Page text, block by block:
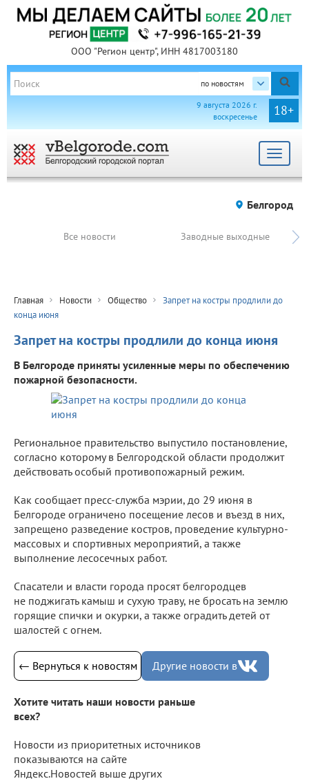
ООО "Регион центр", ИНН 4817003180
по новостям
18+
9 августа 2026 г.
воскресенье
Toggle
Белгород
Все новости Заводные выходные
Главная Новости Общество
Запрет на костры продлили до
конца июня
Запрет на костры продлили до конца июня
В Белгороде приняты усиленные меры по обеспечению
пожарной безопасности.
Региональное правительство выпустило постановление,
согласно которому в Белгородской области продолжит
действовать особый противопожарный режим.
Как сообщает пресс-служба мэрии, до 29 июня в
Белгороде ограничено посещение лесов и въезд в них,
запрещено разведение костров, проведение культурно-
массовых и спортивных мероприятий, а также
выполнение лесосечных работ.
Спасатели и власти города просят белгородцев
не поджигать камыш и сухую траву, не бросать на землю
горящие спички и окурки, а также оградить детей от
шалостей с огнем.
← Вернуться к новостям Другие новости в
Хотите читать наши новости раньше
всех?
Новости из приоритетных источников
показываются на сайте
Яндекс.Новостей выше других